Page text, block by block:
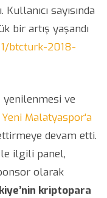
sayısında
bir artış yaşandı
btcturk-2018-
yenilenmesi ve
Yeni Malatyaspor’a
devam etti.
ilgili panel,
olarak
kriptopara